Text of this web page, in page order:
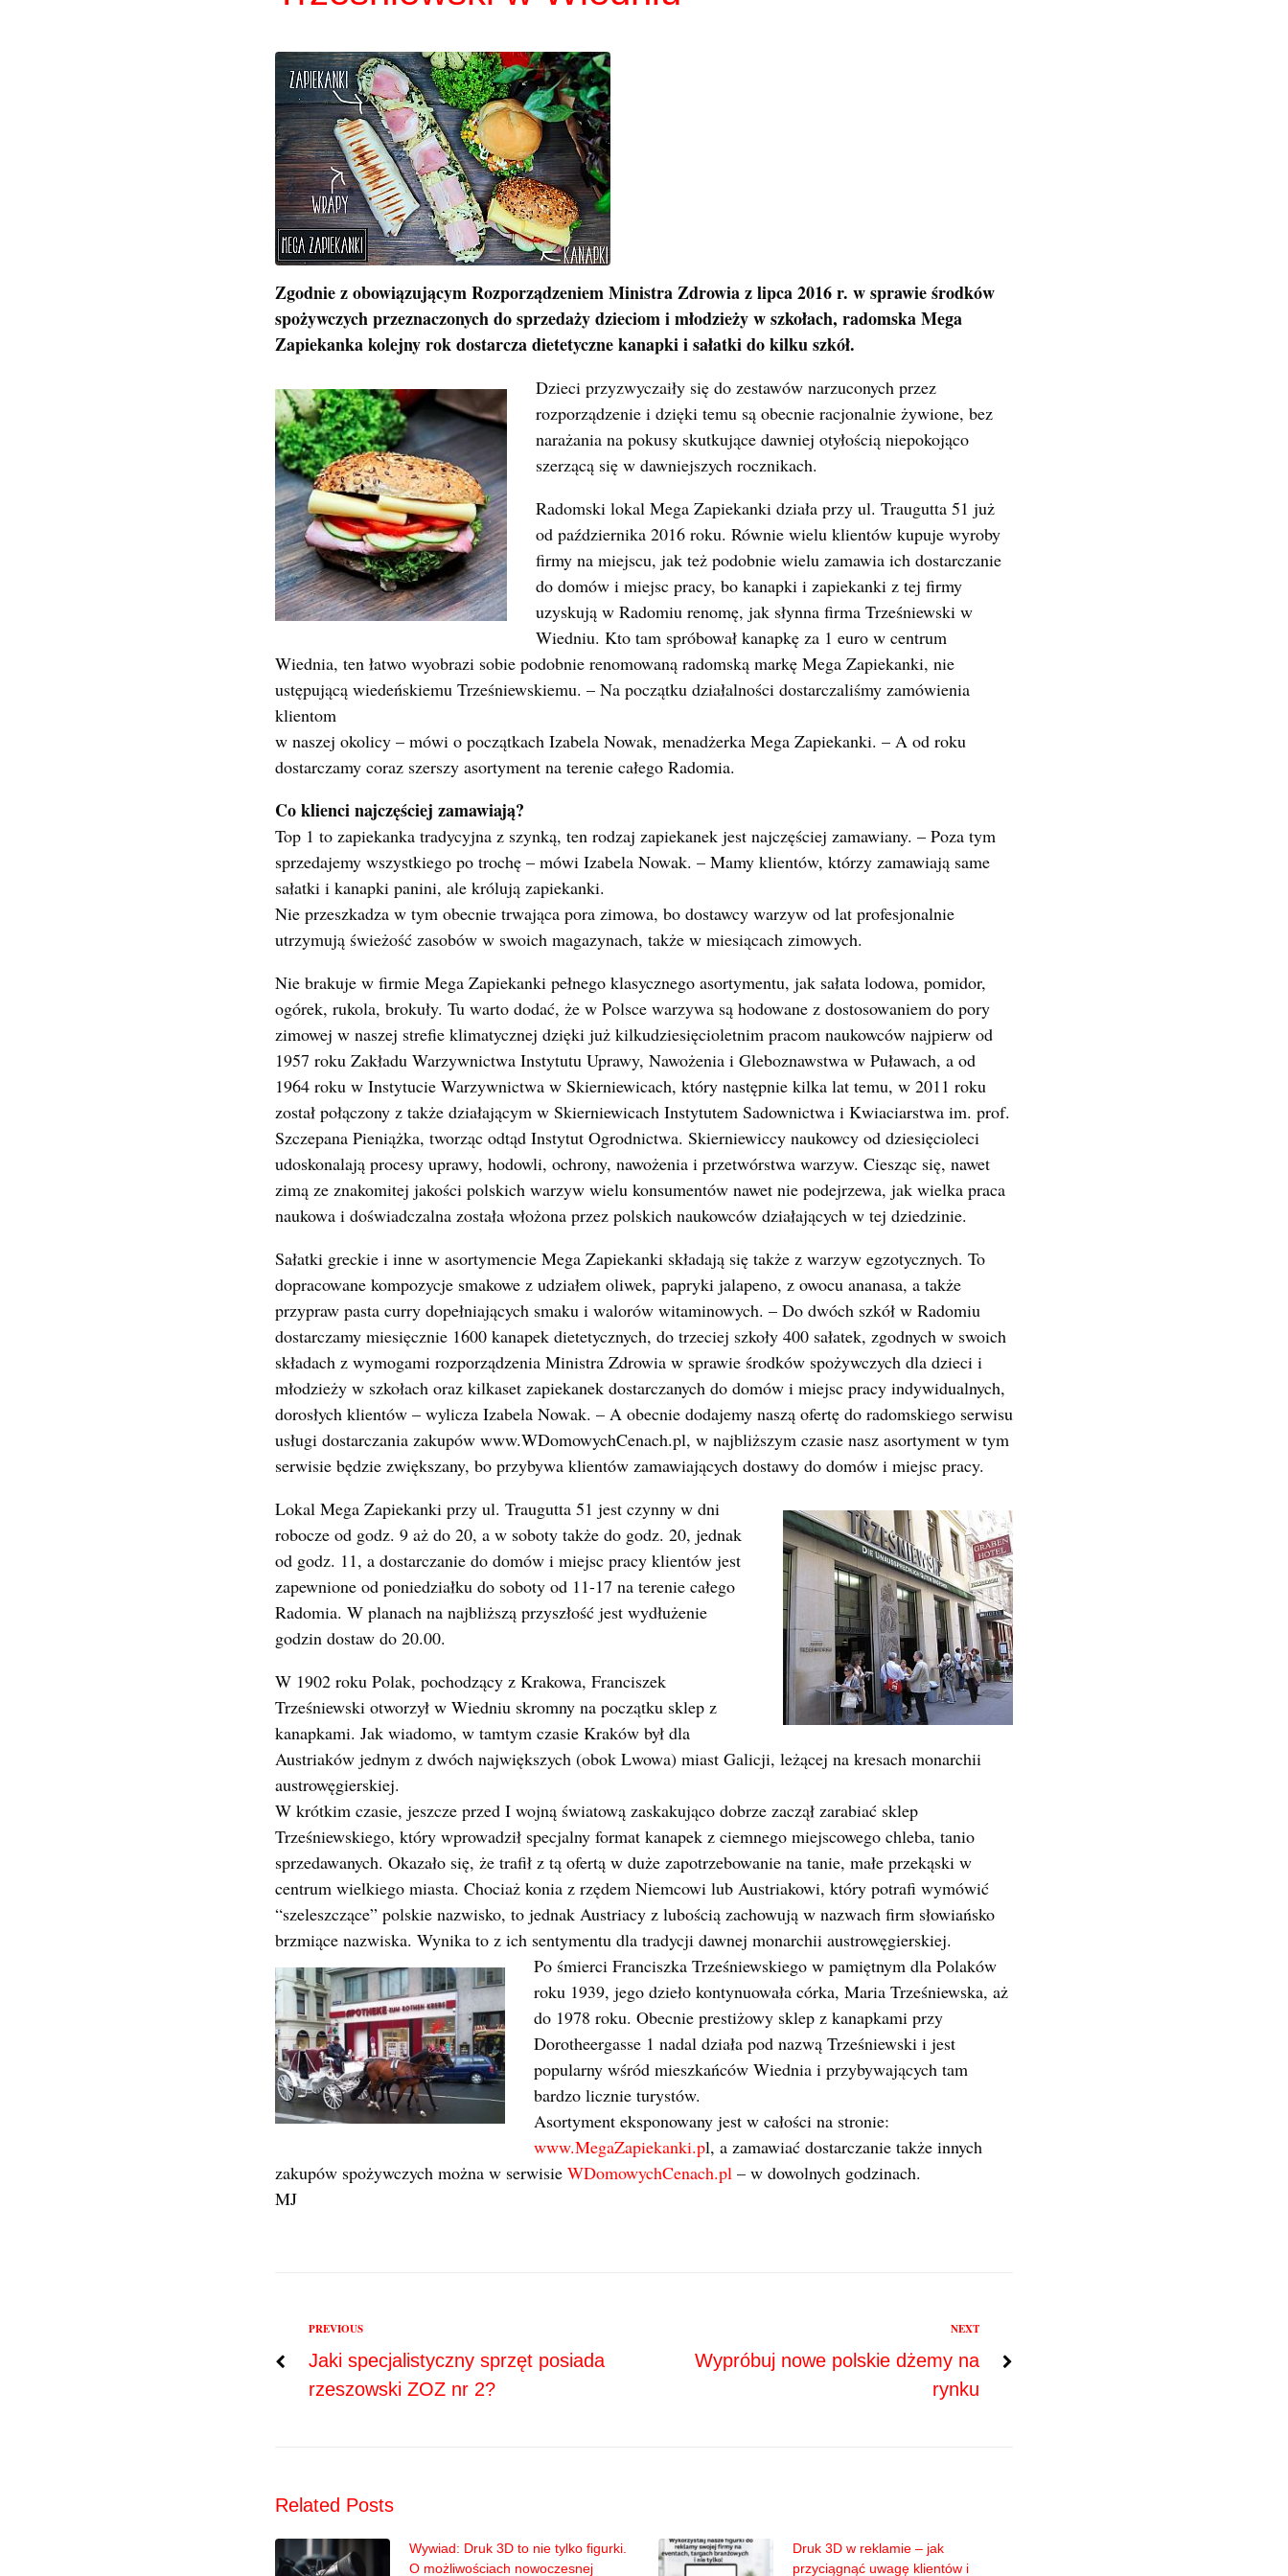
Zgodnie z obowiązującym Rozporządzeniem Ministra Zdrowia z lipca 2016 r. w sprawie środków
spożywczych przeznaczonych do sprzedaży dzieciom i młodzieży w szkołach, radomska Mega
Zapiekanka kolejny rok dostarcza dietetyczne kanapki i sałatki do kilku szkół.
Dzieci przyzwyczaiły się do zestawów narzuconych przez
rozporządzenie i dzięki temu są obecnie racjonalnie żywione, bez
narażania na pokusy skutkujące dawniej otyłością niepokojąco
szerzącą się w dawniejszych rocznikach.
Radomski lokal Mega Zapiekanki działa przy ul. Traugutta 51 już
od października 2016 roku. Równie wielu klientów kupuje wyroby
firmy na miejscu, jak też podobnie wielu zamawia ich dostarczanie
do domów i miejsc pracy, bo kanapki i zapiekanki z tej firmy
uzyskują w Radomiu renomę, jak słynna firma Trześniewski w
Wiedniu. Kto tam spróbował kanapkę za 1 euro w centrum
Wiednia, ten łatwo wyobrazi sobie podobnie renomowaną radomską markę Mega Zapiekanki, nie
ustępującą wiedeńskiemu Trześniewskiemu. – Na początku działalności dostarczaliśmy zamówienia
klientom
w naszej okolicy – mówi o początkach Izabela Nowak, menadżerka Mega Zapiekanki. – A od roku
dostarczamy coraz szerszy asortyment na terenie całego Radomia.
Co klienci najczęściej zamawiają?
Top 1 to zapiekanka tradycyjna z szynką, ten rodzaj zapiekanek jest najczęściej zamawiany. – Poza tym
sprzedajemy wszystkiego po trochę – mówi Izabela Nowak. – Mamy klientów, którzy zamawiają same
sałatki i kanapki panini, ale królują zapiekanki.
Nie przeszkadza w tym obecnie trwająca pora zimowa, bo dostawcy warzyw od lat profesjonalnie
utrzymują świeżość zasobów w swoich magazynach, także w miesiącach zimowych.
Nie brakuje w firmie Mega Zapiekanki pełnego klasycznego asortymentu, jak sałata lodowa, pomidor,
ogórek, rukola, brokuły. Tu warto dodać, że w Polsce warzywa są hodowane z dostosowaniem do pory
zimowej w naszej strefie klimatycznej dzięki już kilkudziesięcioletnim pracom naukowców najpierw od
1957 roku Zakładu Warzywnictwa Instytutu Uprawy, Nawożenia i Gleboznawstwa w Puławach, a od
1964 roku w Instytucie Warzywnictwa w Skierniewicach, który następnie kilka lat temu, w 2011 roku
został połączony z także działającym w Skierniewicach Instytutem Sadownictwa i Kwiaciarstwa im. prof.
Szczepana Pieniążka, tworząc odtąd Instytut Ogrodnictwa. Skierniewiccy naukowcy od dziesięcioleci
udoskonalają procesy uprawy, hodowli, ochrony, nawożenia i przetwórstwa warzyw. Ciesząc się, nawet
zimą ze znakomitej jakości polskich warzyw wielu konsumentów nawet nie podejrzewa, jak wielka praca
naukowa i doświadczalna została włożona przez polskich naukowców działających w tej dziedzinie.
Sałatki greckie i inne w asortymencie Mega Zapiekanki składają się także z warzyw egzotycznych. To
dopracowane kompozycje smakowe z udziałem oliwek, papryki jalapeno, z owocu ananasa, a także
przypraw pasta curry dopełniających smaku i walorów witaminowych. – Do dwóch szkół w Radomiu
dostarczamy miesięcznie 1600 kanapek dietetycznych, do trzeciej szkoły 400 sałatek, zgodnych w swoich
składach z wymogami rozporządzenia Ministra Zdrowia w sprawie środków spożywczych dla dzieci i
młodzieży w szkołach oraz kilkaset zapiekanek dostarczanych do domów i miejsc pracy indywidualnych,
dorosłych klientów – wylicza Izabela Nowak. – A obecnie dodajemy naszą ofertę do radomskiego serwisu
usługi dostarczania zakupów www.WDomowychCenach.pl, w najbliższym czasie nasz asortyment w tym
serwisie będzie zwiększany, bo przybywa klientów zamawiających dostawy do domów i miejsc pracy.
Lokal Mega Zapiekanki przy ul. Traugutta 51 jest czynny w dni
robocze od godz. 9 aż do 20, a w soboty także do godz. 20, jednak
od godz. 11, a dostarczanie do domów i miejsc pracy klientów jest
zapewnione od poniedziałku do soboty od 11-17 na terenie całego
Radomia. W planach na najbliższą przyszłość jest wydłużenie
godzin dostaw do 20.00.
W 1902 roku Polak, pochodzący z Krakowa, Franciszek
Trześniewski otworzył w Wiedniu skromny na początku sklep z
kanapkami. Jak wiadomo, w tamtym czasie Kraków był dla
Austriaków jednym z dwóch największych (obok Lwowa) miast Galicji, leżącej na kresach monarchii
austrowęgierskiej.
W krótkim czasie, jeszcze przed I wojną światową zaskakująco dobrze zaczął zarabiać sklep
Trześniewskiego, który wprowadził specjalny format kanapek z ciemnego miejscowego chleba, tanio
sprzedawanych. Okazało się, że trafił z tą ofertą w duże zapotrzebowanie na tanie, małe przekąski w
centrum wielkiego miasta. Chociaż konia z rzędem Niemcowi lub Austriakowi, który potrafi wymówić
“szeleszczące” polskie nazwisko, to jednak Austriacy z lubością zachowują w nazwach firm słowiańsko
brzmiące nazwiska. Wynika to z ich sentymentu dla tradycji dawnej monarchii austrowęgierskiej.
Po śmierci Franciszka Trześniewskiego w pamiętnym dla Polaków
roku 1939, jego dzieło kontynuowała córka, Maria Trześniewska, aż
do 1978 roku. Obecnie prestiżowy sklep z kanapkami przy
Dorotheergasse 1 nadal działa pod nazwą Trześniewski i jest
popularny wśród mieszkańców Wiednia i przybywających tam
bardzo licznie turystów.
Asortyment eksponowany jest w całości na stronie:
www.MegaZapiekanki.pl, a zamawiać dostarczanie także innych
zakupów spożywczych można w serwisie WDomowychCenach.pl – w dowolnych godzinach.
MJ
Nawigacja
wpisu
Previous
PREVIOUS
Jaki specjalistyczny sprzęt posiada
rzeszowski ZOZ nr 2?
NEXT
Wypróbuj nowe polskie dżemy na
rynku
Related Posts
Wywiad: Druk 3D to nie tylko figurki.
O możliwościach nowoczesnej
Druk 3D w reklamie – jak
przyciągnąć uwagę klientów i